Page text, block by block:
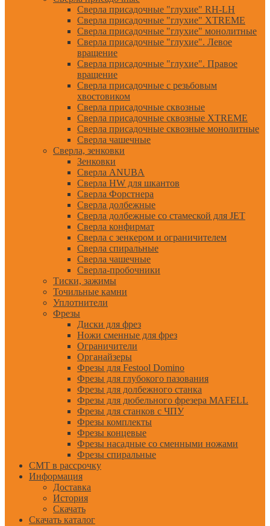
Сверла присадочные "глухие" RH-LH
Сверла присадочные "глухие" XTREME
Сверла присадочные "глухие" монолитные
Сверла присадочные "глухие". Левое
вращение
Сверла присадочные "глухие". Правое
вращение
Сверла присадочные с резьбовым
хвостовиком
Сверла присадочные сквозные
Сверла присадочные сквозные XTREME
Сверла присадочные сквозные монолитные
Сверла чашечные
Сверла, зенковки
Зенковки
Сверла ANUBA
Сверла HW для шкантов
Сверла Форстнера
Сверла долбежные
Сверла долбежные со стамеской для JET
Сверла конфирмат
Сверла с зенкером и ограничителем
Сверла спиральные
Сверла чашечные
Сверла-пробочники
Тиски, зажимы
Точильные камни
Уплотнители
Фрезы
Диски для фрез
Ножи сменные для фрез
Ограничители
Органайзеры
Фрезы для Festool Domino
Фрезы для глубокого пазования
Фрезы для долбежного станка
Фрезы для дюбельного фрезера MAFELL
Фрезы для станков с ЧПУ
Фрезы комплекты
Фрезы концевые
Фрезы насадные со сменными ножами
Фрезы спиральные
CMT в рассрочку
Информация
Доставка
История
Скачать
Скачать каталог